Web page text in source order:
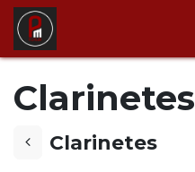
Ir al contenido
Clarinetes
Clarinetes